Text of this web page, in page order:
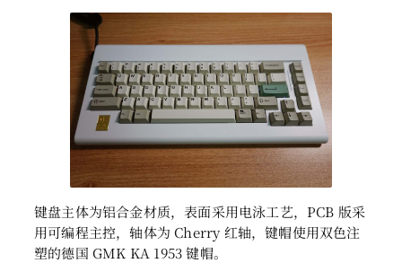
键盘主体为铝合金材质，表面采用电泳工艺，PCB 版采
用可编程主控，轴体为 Cherry 红轴，键帽使用双色注
塑的德国 GMK KA 1953 键帽。